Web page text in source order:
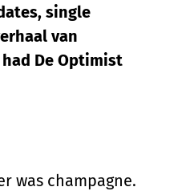
single
van
De Optimist
was champagne.